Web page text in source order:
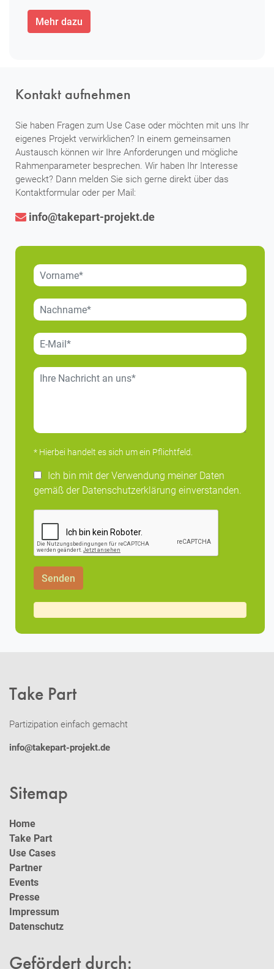
Mehr dazu
Kontakt aufnehmen
Sie haben Fragen zum Use Case oder möchten mit uns Ihr
eigenes Projekt verwirklichen? In einem gemeinsamen
Austausch können wir Ihre Anforderungen und mögliche
Rahmenparameter besprechen. Wir haben Ihr Interesse
geweckt? Dann melden Sie sich gerne direkt über das
Kontaktformular oder per Mail:
info@takepart-projekt.de
* Hierbei handelt es sich um ein Pflichtfeld.
Ich bin mit der Verwendung meiner Daten
gemäß der Datenschutzerklärung einverstanden.
Take Part
Partizipation einfach gemacht
info@takepart-projekt.de
Sitemap
Home
Take Part
Use Cases
Partner
Events
Presse
Impressum
Datenschutz
Gefördert durch: